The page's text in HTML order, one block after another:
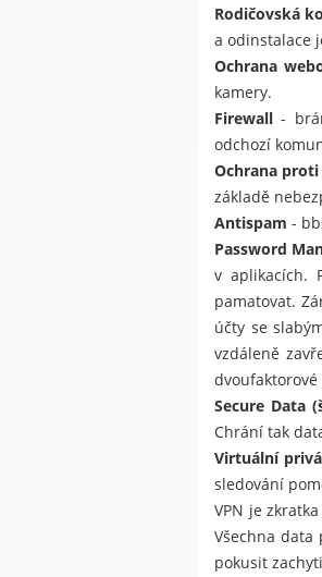
Rodičovská
a odinstalace
Ochrana
kamery.
Firewall -
odchozí
Ochrana
základě
Antispam -
Password
v aplikacích.
pamatovat.
účty se
vzdáleně
Secure Data
Chrání tak
Virtuální
sledování
VPN je
Všechna data
pokusit